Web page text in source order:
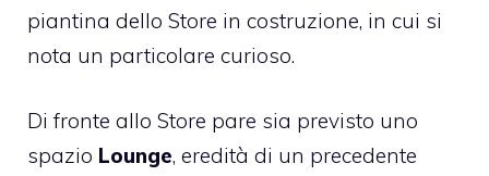
piantina dello Store in costruzione, in cui si
nota un particolare curioso.
Di fronte allo Store pare sia previsto uno
spazio Lounge, eredità di un precedente